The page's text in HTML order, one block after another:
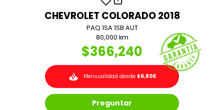
CHEVROLET COLORADO 2018
PAQ 1SA 1SB AUT
80,000 km
$366,240
Mensualidad desde$6,806
Preguntar